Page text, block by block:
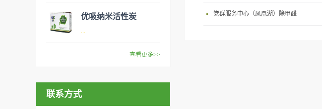
所、使用方法：见产品说明手
册
高空气清洁度的效果。主要功
能：除甲醛/除异味/杀菌应用
所、使用方法：见产品说明手
般包括PM2.5、粉尘、花粉、
效去除挥发性有机物，有效提
所、使用方法：见产品说明手
在甲醛领域是非常专业的一位
以辅助净化空气，醛博士一肚
优吸纳米活性炭
...
无定形碳，也有排列规整的晶
体碳。优吸活性炭具有较强的
查看更多>>
联系方式
党群服务中心（凤凰湖）除甲醛